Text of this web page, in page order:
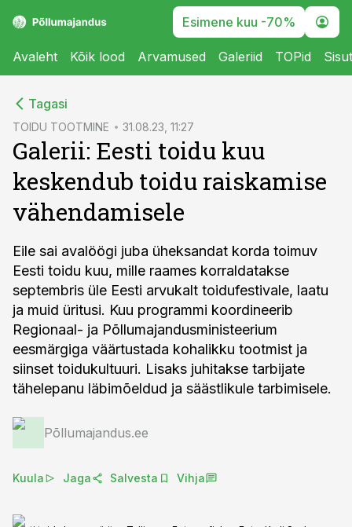
Esimene kuu -70%
Avaleht Kõik lood Arvamused Galeriid TOPid
Tagasi
TOIDU TOOTMINE 31.08.23, 11:27
Galerii: Eesti toidu kuu
keskendub toidu raiskamise
vähendamisele
Eile sai avalöögi juba üheksandat korda toimuv
Eesti toidu kuu, mille raames korraldatakse
septembris üle Eesti arvukalt toidufestivale, laatu
ja muid üritusi. Kuu programmi koordineerib
Regionaal- ja Põllumajandusministeerium
eesmärgiga väärtustada kohalikku tootmist ja
siinset toidukultuuri. Lisaks juhitakse tarbijate
tähelepanu läbimõeldud ja säästlikule tarbimisele.
Põllumajandus.ee
Kuula Jaga Salvesta Vihja